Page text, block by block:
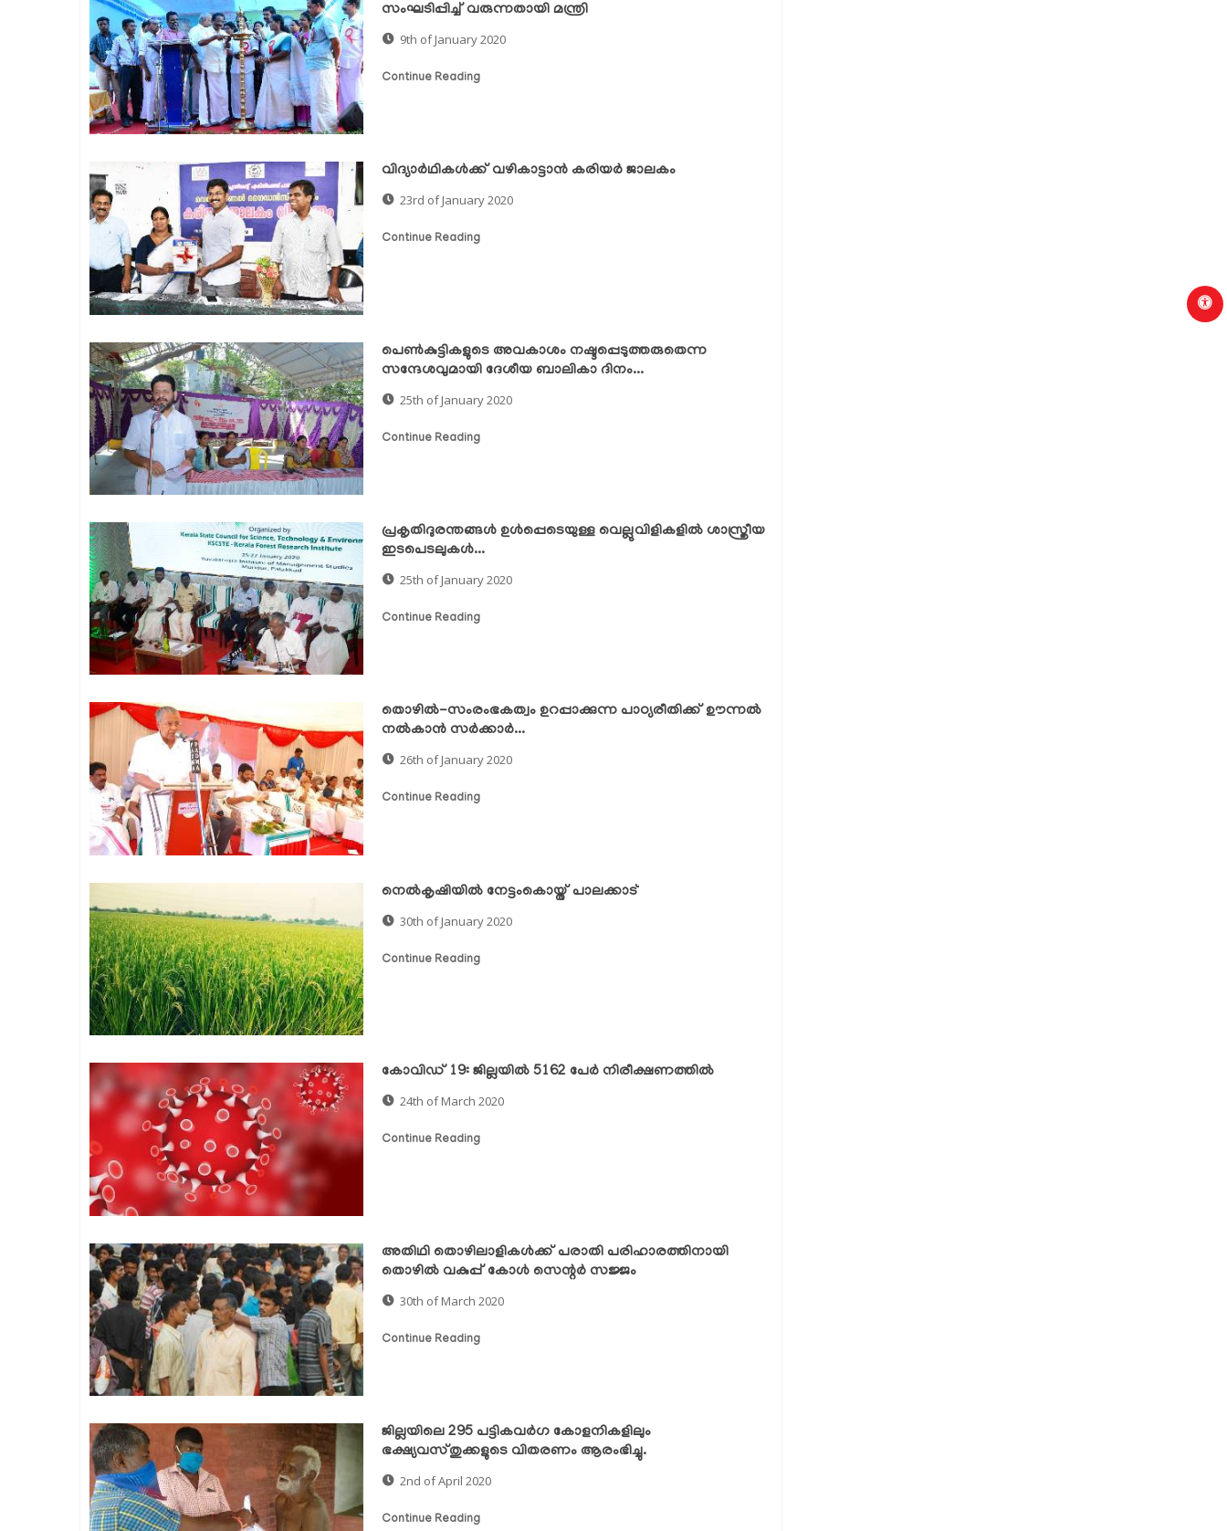
സംഘടിപ്പിച്ച് വരുന്നതായി മന്ത്രി
9th of January 2020
Continue Reading
വിദ്യാര്‍ഥികള്‍ക്ക് വഴികാട്ടാന്‍ കരിയര്‍ ജാലകം
23rd of January 2020
Continue Reading
പെണ്‍കുട്ടികളുടെ അവകാശം നഷ്ടപ്പെടുത്തരുതെന്ന
സന്ദേശവുമായി ദേശീയ ബാലികാ ദിനം...
25th of January 2020
Continue Reading
പ്രകൃതിദുരന്തങ്ങള്‍ ഉള്‍പ്പെടെയുള്ള വെല്ലുവിളികളില്‍ ശാസ്ത്രീയ
ഇടപെടലുകള്‍...
25th of January 2020
Continue Reading
തൊഴില്‍-സംരംഭകത്വം ഉറപ്പാക്കുന്ന പാഠ്യരീതിക്ക് ഊന്നല്‍
നല്‍കാന്‍ സര്‍ക്കാര്‍...
26th of January 2020
Continue Reading
നെല്‍കൃഷിയില്‍ നേട്ടംകൊയ്ത് പാലക്കാട്
30th of January 2020
Continue Reading
കോവിഡ് 19: ജില്ലയില്‍ 5162 പേര്‍ നിരീക്ഷണത്തില്‍
24th of March 2020
Continue Reading
അതിഥി തൊഴിലാളികള്‍ക്ക് പരാതി പരിഹാരത്തിനായി
തൊഴില്‍ വകുപ്പ് കോള്‍ സെന്റര്‍ സജ്ജം
30th of March 2020
Continue Reading
ജില്ലയിലെ 295 പട്ടികവര്‍ഗ കോളനികളിലും
ഭക്ഷ്യവസ്തുക്കളുടെ വിതരണം ആരംഭിച്ചു.
2nd of April 2020
Continue Reading